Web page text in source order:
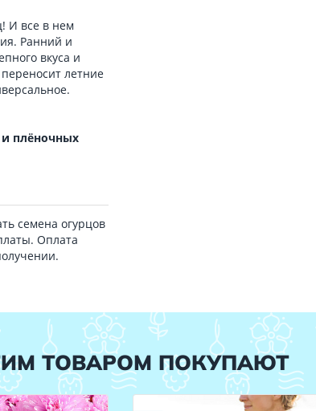
И все в нем
Ранний и
вкуса и
летние
и плёночных
семена огурцов
Оплата
ТОВАРОМ ПОКУПАЮТ